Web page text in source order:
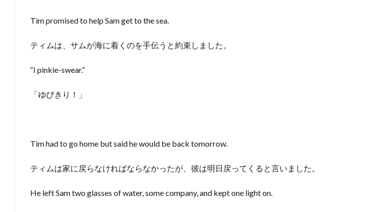
Tim promised to help Sam get to the sea.
ティムは、サムが海に着くのを手伝うと約束しました。
“I pinkie-swear.”
「ゆびきり！」
Tim had to go home but said he would be back tomorrow.
ティムは家に戻らなければならなかったが、彼は明日戻ってくると言いました。
He left Sam two glasses of water, some company, and kept one light on.